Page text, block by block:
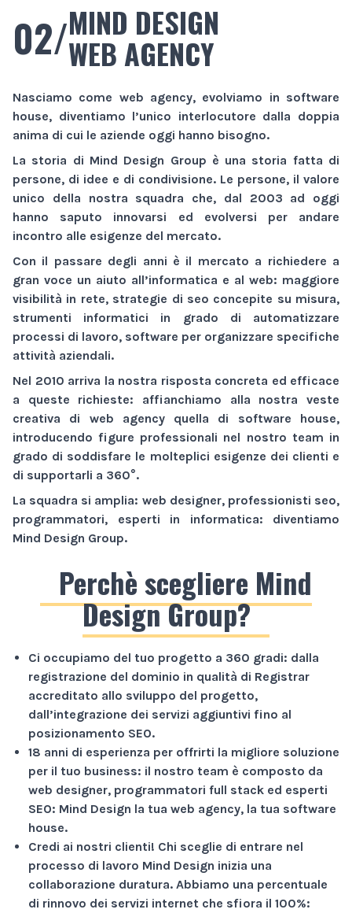
02/MIND DESIGN
WEB AGENCY
Nasciamo come web agency, evolviamo in software
house, diventiamo l’unico interlocutore dalla doppia
anima di cui le aziende oggi hanno bisogno.
La storia di Mind Design Group è una storia fatta di
persone, di idee e di condivisione. Le persone, il valore
unico della nostra squadra che, dal 2003 ad oggi
hanno saputo innovarsi ed evolversi per andare
incontro alle esigenze del mercato.
Con il passare degli anni è il mercato a richiedere a
gran voce un aiuto all’informatica e al web: maggiore
visibilità in rete, strategie di seo concepite su misura,
strumenti informatici in grado di automatizzare
processi di lavoro, software per organizzare specifiche
attività aziendali.
Nel 2010 arriva la nostra risposta concreta ed efficace
a queste richieste: affianchiamo alla nostra veste
creativa di web agencyquella di software house,
introducendo figure professionali nel nostro team in
grado di soddisfare le molteplici esigenze dei clienti e
di supportarli a 360°.
La squadra si amplia: web designer, professionisti seo,
programmatori, esperti in informatica: diventiamo
Mind Design Group.
Perchè scegliere Mind
Design Group?
Ci occupiamo del tuo progetto a 360 gradi: dalla
registrazione del dominio in qualità di Registrar
accreditato allo sviluppo del progetto,
dall’integrazione dei servizi aggiuntivi fino al
posizionamento SEO.
18 anni di esperienza per offrirti la migliore soluzione
per il tuo business: il nostro team è composto da
web designer, programmatori full stack ed esperti
SEO: Mind Design la tua web agency, la tua software
house.
Credi ai nostri clienti! Chi sceglie di entrare nel
processo di lavoro Mind Design inizia una
collaborazione duratura. Abbiamo una percentuale
di rinnovo dei servizi internet che sfiora il 100%: